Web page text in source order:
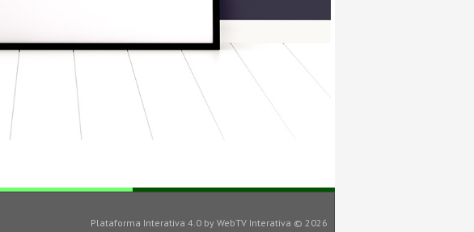
Plataforma Interativa 4.0 by WebTV Interativa © 2026